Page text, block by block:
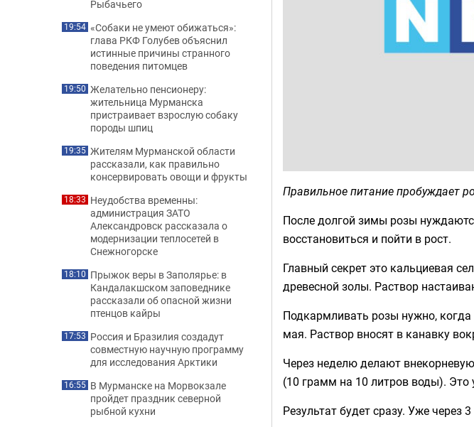
Правильное питание пробуждает
После долгой зимы розы
восстановиться и пойти в рост.
Главный секрет это кальциевая
древесной золы. Раствор
Подкармливать розы нужно, когда
мая. Раствор вносят в канавку
Через неделю делают
(10 грамм на 10 литров воды). Это
Результат будет сразу. Уже через
Рыбачьего
19:54 «Собаки не умеют обижаться»:
глава РКФ Голубев объяснил
истинные причины странного
поведения питомцев
19:50 Желательно пенсионеру:
жительница Мурманска
пристраивает взрослую собаку
породы шпиц
19:35 Жителям Мурманской области
рассказали, как правильно
консервировать овощи и фрукты
18:33 Неудобства временны:
администрация ЗАТО
Александровск рассказала о
модернизации теплосетей в
Снежногорске
18:10 Прыжок веры в Заполярье: в
Кандалакшском заповеднике
рассказали об опасной жизни
птенцов кайры
17:53 Россия и Бразилия создадут
совместную научную программу
для исследования Арктики
16:55 В Мурманске на Морвокзале
пройдет праздник северной
рыбной кухни